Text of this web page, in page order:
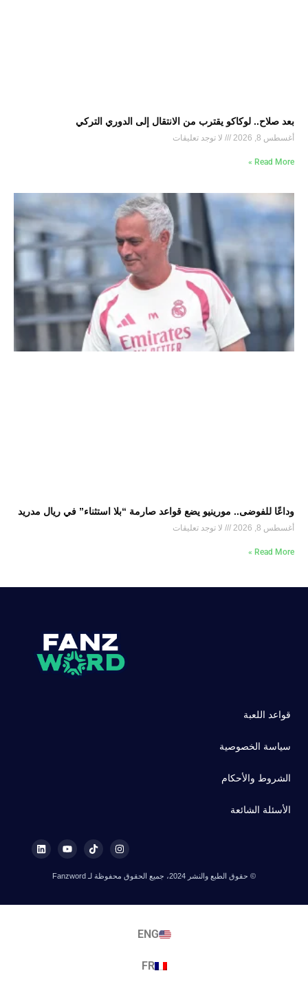
بعد صلاح.. لوكاكو يقترب من الانتقال إلى الدوري التركي
أغسطس 8, 2026 لا توجد تعليقات
Read More »
وداعًا للفوضى.. مورينيو يضع قواعد صارمة “بلا استثناء” في ريال مدريد
أغسطس 8, 2026 لا توجد تعليقات
Read More »
قواعد اللعبة
سياسة الخصوصية
الشروط والأحكام
الأسئلة الشائعة
© حقوق الطبع والنشر 2024، جميع الحقوق محفوظة لـ Fanzword
ENG
FR